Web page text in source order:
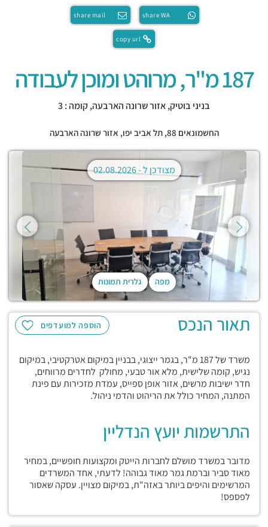
share WA
share mail
copy url
187 מ"ר, מרוהט ומוכן לעבודה
בניני בוטיק, אזור שרונה הארבעה, קומה : 3
החשמונאים 88, תל אביב יפו, אזור שרונה הארבעה
מפה גלרית תמונות
מצודכן ל -02.08.2026
הוספה למועדפים תאור הנכס
משרד של 187 מ"ר, בגמר ייצוגי, בבניין במיקום אטרקטיבי, במיקום
נגיש, קומה שלישית, מלא אור טבעי, מחולק לחדרים מרווחים,
חדר ישיבות מרשים, אזור אופן ספייס, עמדת מזכירות עם פינת
המתנה, המחיר כולל את הריהוט והדמי ניהול.
התרשמות יועץ הנדליין
מדובר במשרד מושלם לחברות הייטק ומקצועות חופשיים, במחיר
מאוד סביר וברמת גמר מאוד גבוהה! לדעתי, אחד המשרדים
המרשימים והיפים ביותר באזה"ת, במיקום מצויין. עסקה שאסור
לפספס!